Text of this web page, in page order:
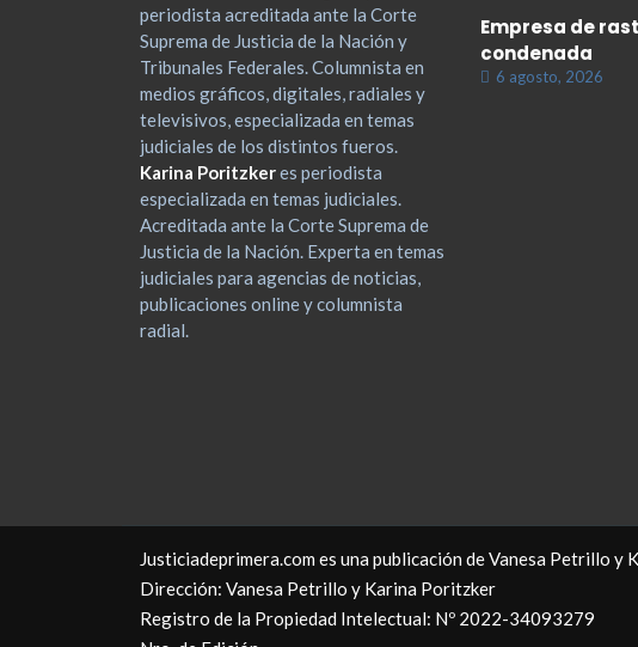
periodista acreditada ante la Corte
Suprema de Justicia de la Nación y
Tribunales Federales. Columnista en
medios gráficos, digitales, radiales y
televisivos, especializada en temas
judiciales de los distintos fueros.
Karina Poritzkeres periodista
especializada en temas judiciales.
Acreditada ante la Corte Suprema de
Justicia de la Nación. Experta en temas
judiciales para agencias de noticias,
publicaciones online y columnista
radial.
Empresa de
condenada
6 agosto, 2026
Justiciadeprimera.com es una publicación de Vanesa Petrillo y
Dirección: Vanesa Petrillo y Karina Poritzker
Registro de la Propiedad Intelectual: Nº 2022-34093279